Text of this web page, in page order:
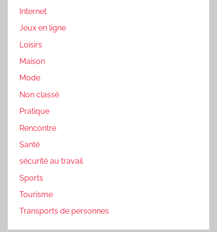
Internet
Jeux en ligne
Loisirs
Maison
Mode
Non classé
Pratique
Rencontre
Santé
sécurité au travail
Sports
Tourisme
Transports de personnes